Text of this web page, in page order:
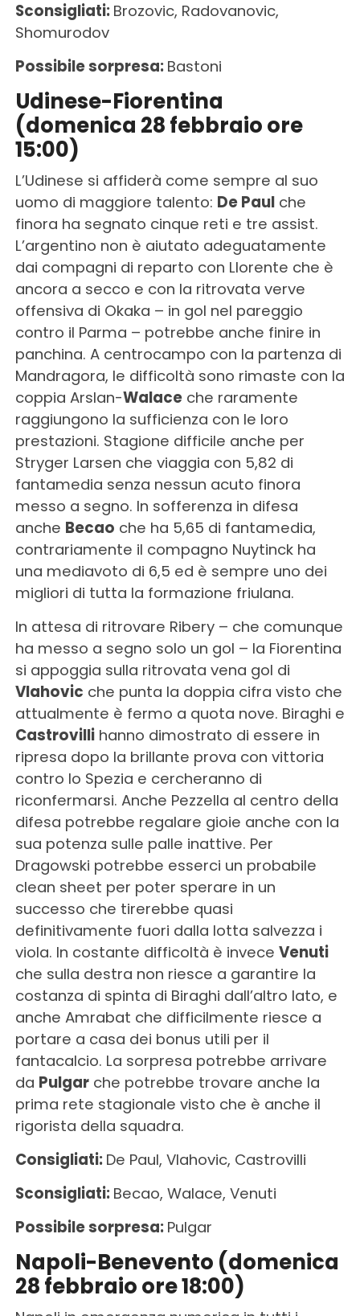
Sconsigliati: Brozovic, Radovanovic,
Shomurodov
Possibile sorpresa: Bastoni
Udinese-Fiorentina
(domenica 28 febbraio ore
15:00)
L’Udinese si affiderà come sempre al suo
uomo di maggiore talento: De Paulche
finora ha segnato cinque reti e tre assist.
L’argentino non è aiutato adeguatamente
dai compagni di reparto con Llorente che è
ancora a secco e con la ritrovata verve
offensiva di Okaka – in gol nel pareggio
contro il Parma – potrebbe anche finire in
panchina. A centrocampo con la partenza di
Mandragora, le difficoltà sono rimaste con la
coppia Arslan-Walaceche raramente
raggiungono la sufficienza con le loro
prestazioni. Stagione difficile anche per
Stryger Larsen che viaggia con 5,82 di
fantamedia senza nessun acuto finora
messo a segno. In sofferenza in difesa
anche Becao che ha 5,65 di fantamedia,
contrariamente il compagno Nuytinck ha
una mediavoto di 6,5 ed è sempre uno dei
migliori di tutta la formazione friulana.
In attesa di ritrovare Ribery – che comunque
ha messo a segno solo un gol – la Fiorentina
si appoggia sulla ritrovata vena gol di
Vlahovic che punta la doppia cifra visto che
attualmente è fermo a quota nove. Biraghi e
Castrovillihanno dimostrato di essere in
ripresa dopo la brillante prova con vittoria
contro lo Spezia e cercheranno di
riconfermarsi. Anche Pezzella al centro della
difesa potrebbe regalare gioie anche con la
sua potenza sulle palle inattive. Per
Dragowski potrebbe esserci un probabile
clean sheet per poter sperare in un
successo che tirerebbe quasi
definitivamente fuori dalla lotta salvezza i
viola. In costante difficoltà è invece Venuti
che sulla destra non riesce a garantire la
costanza di spinta di Biraghi dall’altro lato, e
anche Amrabat che difficilmente riesce a
portare a casa dei bonus utili per il
fantacalcio. La sorpresa potrebbe arrivare
da Pulgarche potrebbe trovare anche la
prima rete stagionale visto che è anche il
rigorista della squadra.
Consigliati: De Paul, Vlahovic, Castrovilli
Sconsigliati: Becao, Walace, Venuti
Possibile sorpresa: Pulgar
Napoli-Benevento (domenica
28 febbraio ore 18:00)